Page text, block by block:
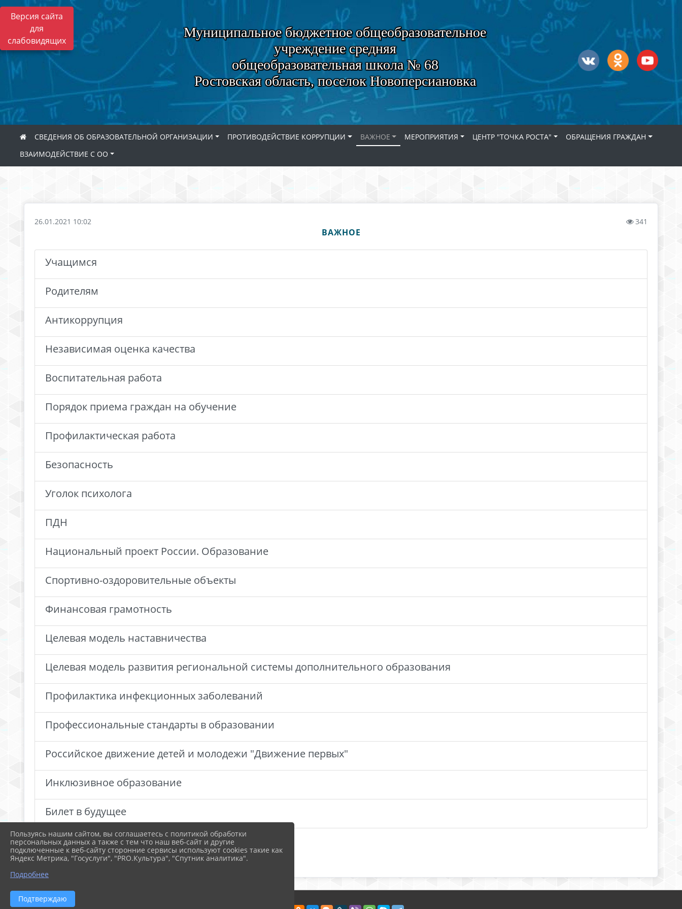
Версия сайта
для
слабовидящих
Муниципальное бюджетное общеобразовательное
учреждение средняя
общеобразовательная школа № 68
Ростовская область, поселок Новоперсиановка
СВЕДЕНИЯ ОБ ОБРАЗОВАТЕЛЬНОЙ ОРГАНИЗАЦИИ ПРОТИВОДЕЙСТВИЕ КОРРУПЦИИ ВАЖНОЕ МЕРОПРИЯТИЯ ЦЕНТР "ТОЧКА РОСТА"
ОБРАЩЕНИЯ ГРАЖДАН
ВЗАИМОДЕЙСТВИЕ С ОО
26.01.2021 10:02 341
ВАЖНОЕ
Учащимся
Родителям
Антикоррупция
Независимая оценка качества
Воспитательная работа
Порядок приема граждан на обучение
Профилактическая работа
Безопасность
Уголок психолога
ПДН
Национальный проект России. Образование
Спортивно-оздоровительные объекты
Финансовая грамотность
Целевая модель наставничества
Целевая модель развития региональной системы дополнительного образования
Профилактика инфекционных заболеваний
Профессиональные стандарты в образовании
Российское движение детей и молодежи "Движение первых"
Инклюзивное образование
Билет в будущее
1 2 »
Пользуясь нашим сайтом, вы соглашаетесь с политикой обработки
персональных данных а также с тем что наш веб-сайт и другие
подключенные к веб-сайту сторонние сервисы используют cookies такие как
Яндекс Метрика, "Госуслуги", "PRO.Культура", "Спутник аналитика".
Подробнее
Подтверждаю